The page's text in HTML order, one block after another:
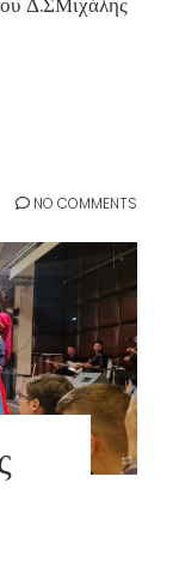
NO COMMENTS